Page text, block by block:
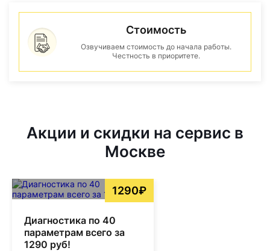
Стоимость
Озвучиваем стоимость до начала работы.
Честность в приоритете.
Акции и скидки на сервис в
Москве
1290₽
Диагностика по 40
параметрам всего за
1290 руб!